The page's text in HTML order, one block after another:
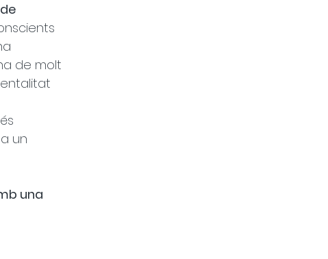
de molt
un
una